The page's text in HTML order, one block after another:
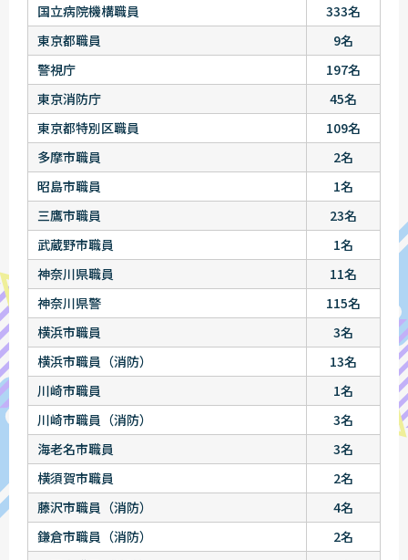
国立病院機構職員
333名
東京都職員
9名
警視庁
197名
東京消防庁
45名
東京都特別区職員
109名
多摩市職員
2名
昭島市職員
1名
三鷹市職員
23名
武蔵野市職員
1名
神奈川県職員
11名
神奈川県警
115名
横浜市職員
3名
横浜市職員（消防）
13名
川崎市職員
1名
川崎市職員（消防）
3名
海老名市職員
3名
横須賀市職員
2名
藤沢市職員（消防）
4名
鎌倉市職員（消防）
2名